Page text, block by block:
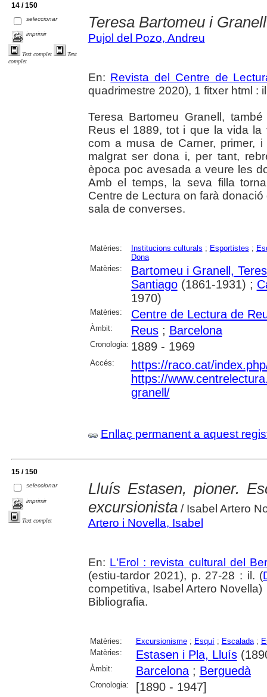
14 / 150
seleccionar
imprimir
Text complet
Text
complet
Teresa Bartomeu i Granell
Pujol del Pozo, Andreu
En: Revista del Centre de
quadrimestre 2020), 1 fitxer html :
Teresa Bartomeu Granell,
Reus el 1889, tot i que la vida la
com a musa de Carner, primer,
malgrat ser dona i, per tant,
època poc avesada a veure les
Amb el temps, la seva filla
Centre de Lectura on farà
sala de converses.
Matèries: Institucions culturals ; Esportistes ;
Dona
Matèries:
Bartomeu i Granell,
Santiago(1861-1931) ;
1970)
Matèries: Centre de Lectura de
Àmbit: Reus; Barcelona
Cronologia: 1889 - 1969
Accés:
https://raco.cat/
https://
granell/
Enllaç permanent a aquest
15 / 150
seleccionar
imprimir
Text complet
Lluís Estasen, pioner.
excursionista/ Isabel Artero
Artero i Novella, Isabel
En: L'Erol : revista cultural del
(estiu-tardor 2021), p. 27-28 : il. (
competitiva, Isabel Artero Novella)
Bibliografia.
Matèries: Excursionisme; Esquí; Escalada;
Matèries:
Estasen i Pla, Lluís
Àmbit: Barcelona; Berguedà
Cronologia: [1890 - 1947]